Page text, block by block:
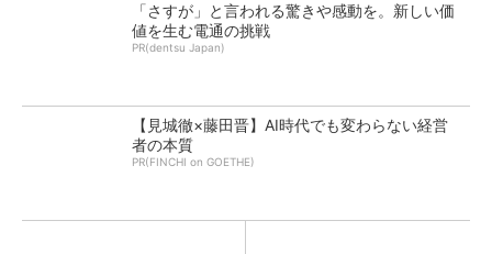
「さすが」と言われる驚きや感動を。新しい価
値を生む電通の挑戦
PR(dentsu Japan)
【見城徹×藤田晋】AI時代でも変わらない経営
者の本質
PR(FINCHI on GOETHE)